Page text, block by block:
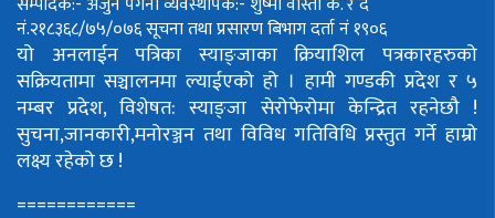
नं.२१८३६८/७५/०७६सूचना तथा प्रसारण बिभाग दर्ता नं १९०६
यो अनलाईन पत्रिका स्याङ्जाका क्रियाशिल पत्रकारहरुको
सक्रियतामा सञ्चालनमा ल्याईएको हो । हामी गण्डकी प्रदेश र ५
नम्बर प्रदेश, विशेषत: स्याङ्जा सेरोफेरोमा केन्द्रित रहनेछौ !
सुचना,जानकारी,मनोरञ्जन तथा विविध गतिविधि प्रस्तुत गर्ने हाम्रो
लक्ष्य रहेको छ !
============